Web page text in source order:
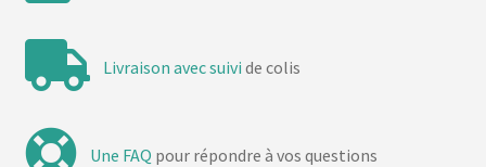
Livraison avec suivi de colis
Une FAQ pour répondre à vos questions